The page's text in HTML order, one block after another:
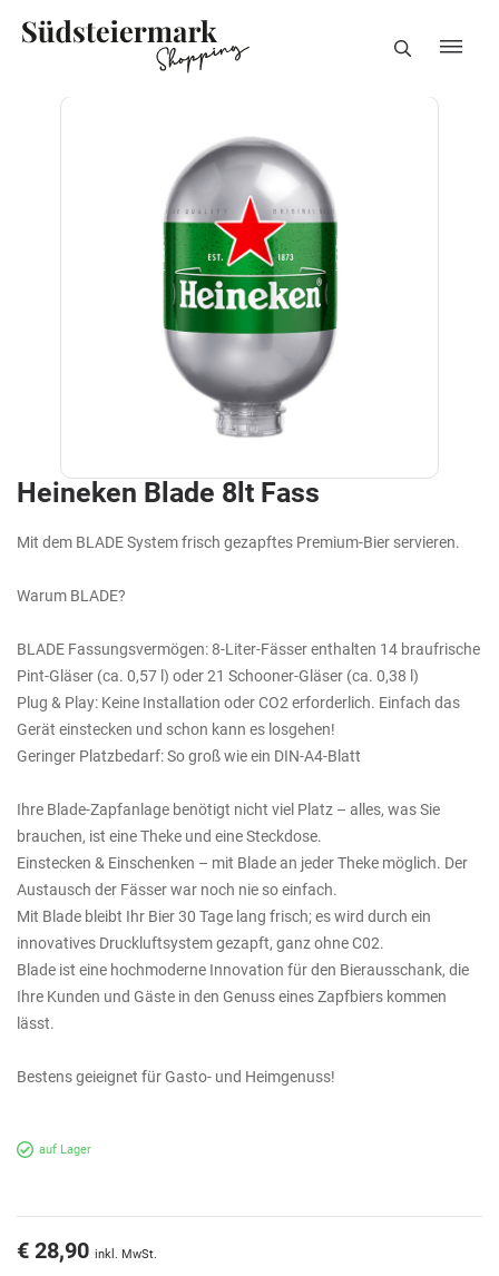
Heineken Blade 8lt Fass
Mit dem BLADE System frisch gezapftes Premium-Bier servieren.
Warum BLADE?
BLADE Fassungsvermögen: 8-Liter-Fässer enthalten 14 braufrische
Pint-Gläser (ca. 0,57 l) oder 21 Schooner-Gläser (ca. 0,38 l)
Plug & Play: Keine Installation oder CO2 erforderlich. Einfach das
Gerät einstecken und schon kann es losgehen!
Geringer Platzbedarf: So groß wie ein DIN-A4-Blatt
Ihre Blade-Zapfanlage benötigt nicht viel Platz – alles, was Sie
brauchen, ist eine Theke und eine Steckdose.
Einstecken & Einschenken – mit Blade an jeder Theke möglich. Der
Austausch der Fässer war noch nie so einfach.
Mit Blade bleibt Ihr Bier 30 Tage lang frisch; es wird durch ein
innovatives Druckluftsystem gezapft, ganz ohne C02.
Blade ist eine hochmoderne Innovation für den Bierausschank, die
Ihre Kunden und Gäste in den Genuss eines Zapfbiers kommen
lässt.
Bestens geieignet für Gasto- und Heimgenuss!
auf Lager
€ 28,90 inkl. MwSt.